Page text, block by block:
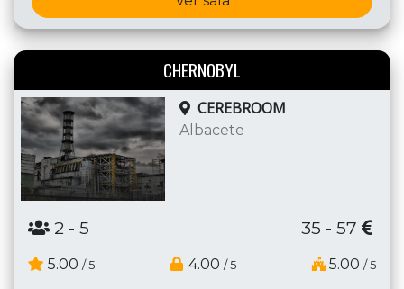
CHERNOBYL
CEREBROOM
Albacete
2 - 5 35 - 57
5.00 / 5 4.00 / 5 5.00 / 5